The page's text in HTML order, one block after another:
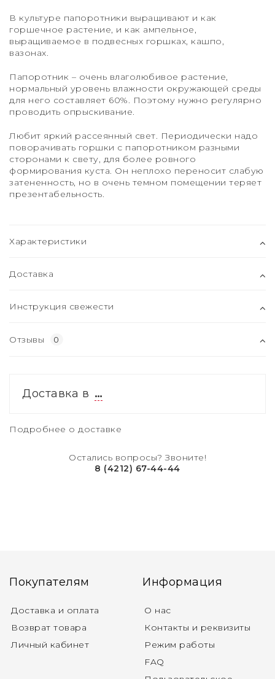
В культуре папоротники выращивают и как
горшечное растение, и как ампельное,
выращиваемое в подвесных горшках, кашпо,
вазонах.
Папоротник – очень влаголюбивое растение,
нормальный уровень влажности окружающей среды
для него составляет 60%. Поэтому нужно регулярно
проводить опрыскивание.
Любит яркий рассеянный свет. Периодически надо
поворачивать горшки с папоротником разными
сторонами к свету, для более ровного
формирования куста. Он неплохо переносит слабую
затененность, но в очень темном помещении теряет
презентабельность.
Характеристики
Доставка
Инструкция свежести
Отзывы 0
Доставка в …
Подробнее о доставке
Остались вопросы? Звоните!
8 (4212) 67-44-44
Покупателям
Доставка и оплата
Возврат товара
Личный кабинет
Информация
О нас
Контакты и реквизиты
Режим работы
FAQ